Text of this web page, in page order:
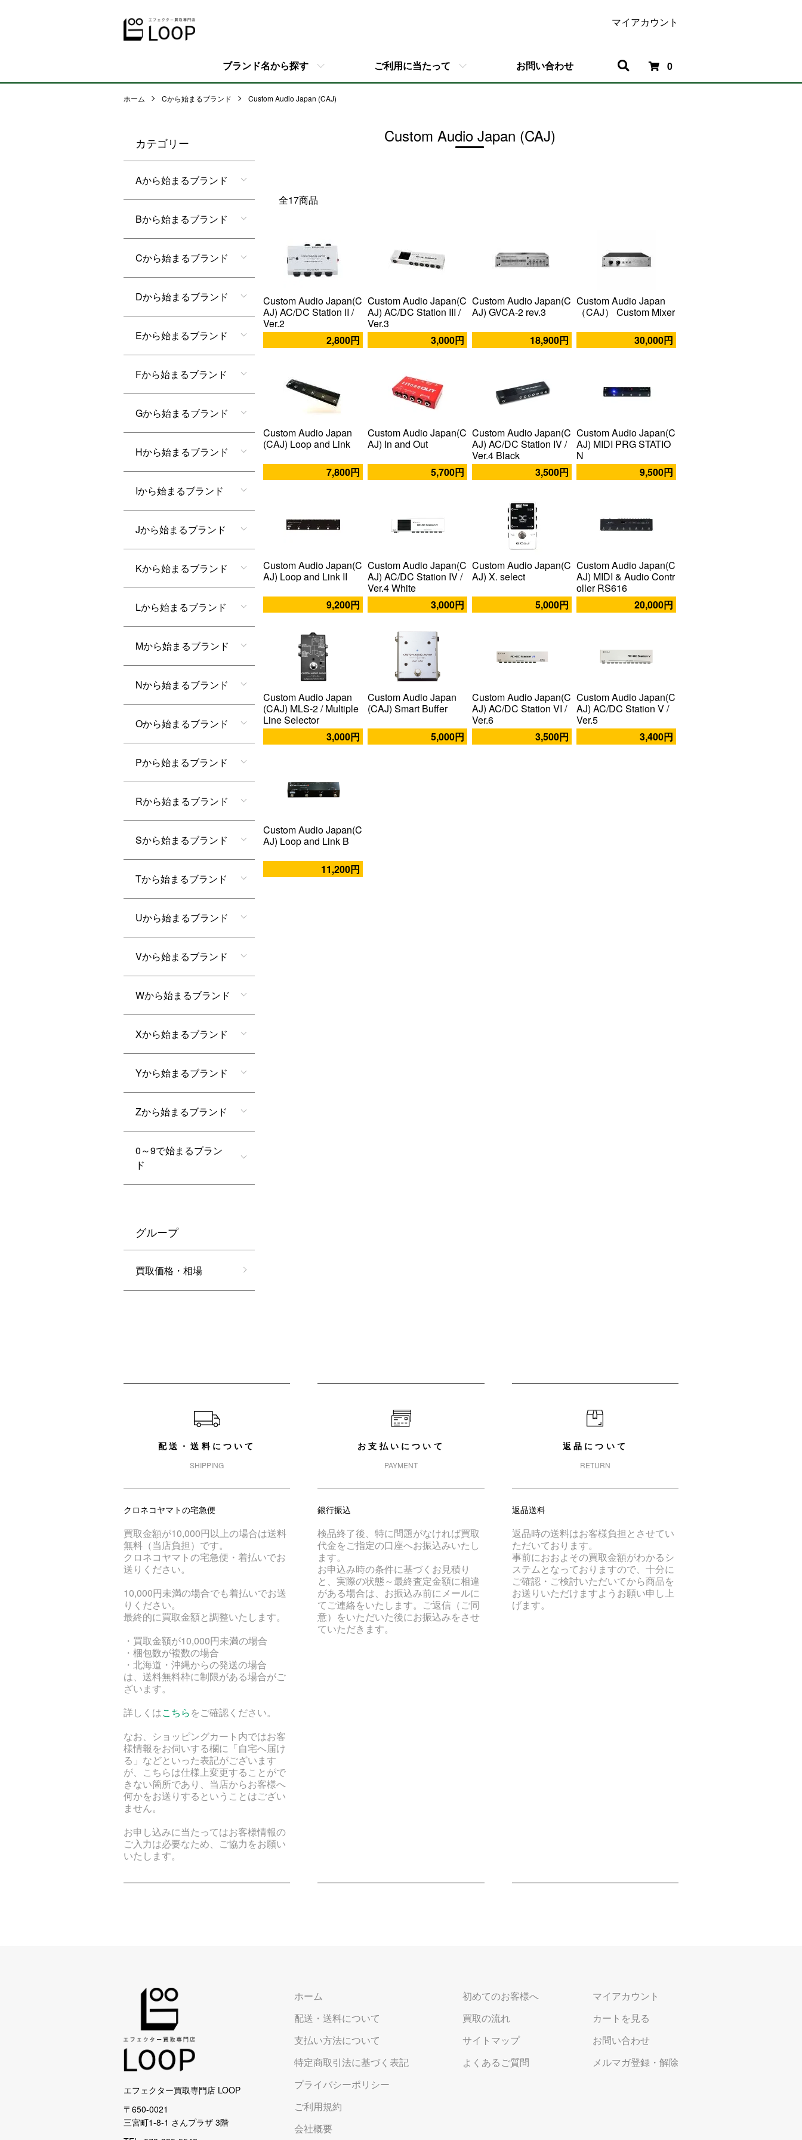
0
ブランド名から探す ご利用に当たって お問い合わせ
マイアカウント
ホーム Cから始まるブランド Custom Audio Japan (CAJ)
Custom Audio Japan (CAJ)
全17商品
Custom Audio Japan(C
AJ) AC/DC Station II /
Ver.2
2,800円
Custom Audio Japan(C
AJ) AC/DC Station III /
Ver.3
3,000円
Custom Audio Japan(C
AJ) GVCA-2 rev.3
18,900円
Custom Audio Japan
（CAJ） Custom Mixer
30,000円
Custom Audio Japan
(CAJ) Loop and Link
7,800円
Custom Audio Japan(C
AJ) In and Out
5,700円
Custom Audio Japan(C
AJ) AC/DC Station IV /
Ver.4 Black
3,500円
Custom Audio Japan(C
AJ) MIDI PRG STATIO
N
9,500円
Custom Audio Japan(C
AJ) Loop and Link II
9,200円
Custom Audio Japan(C
AJ) AC/DC Station IV /
Ver.4 White
3,000円
Custom Audio Japan(C
AJ) X. select
5,000円
Custom Audio Japan(C
AJ) MIDI & Audio Contr
oller RS616
20,000円
Custom Audio Japan
(CAJ) MLS-2 / Multiple
Line Selector
3,000円
Custom Audio Japan
(CAJ) Smart Buffer
5,000円
Custom Audio Japan(C
AJ) AC/DC Station VI /
Ver.6
3,500円
Custom Audio Japan(C
AJ) AC/DC Station V /
Ver.5
3,400円
Custom Audio Japan(C
AJ) Loop and Link B
11,200円
カテゴリー
Aから始まるブランド
Bから始まるブランド
Cから始まるブランド
Dから始まるブランド
Eから始まるブランド
Fから始まるブランド
Gから始まるブランド
Hから始まるブランド
Iから始まるブランド
Jから始まるブランド
Kから始まるブランド
Lから始まるブランド
Mから始まるブランド
Nから始まるブランド
Oから始まるブランド
Pから始まるブランド
Rから始まるブランド
Sから始まるブランド
Tから始まるブランド
Uから始まるブランド
Vから始まるブランド
Wから始まるブランド
Xから始まるブランド
Yから始まるブランド
Zから始まるブランド
0～9で始まるブラン
ド
グループ
買取価格・相場
配送・送料について
SHIPPING
クロネコヤマトの宅急便
買取金額が10,000円以上の場合は送料
無料（当店負担）です。
クロネコヤマトの宅急便・着払いでお
送りください。
10,000円未満の場合でも着払いでお送
りください。
最終的に買取金額と調整いたします。
・買取金額が10,000円未満の場合
・梱包数が複数の場合
・北海道・沖縄からの発送の場合
は、送料無料枠に制限がある場合がご
ざいます。
詳しくはこちらをご確認ください。
なお、ショッピングカート内ではお客
様情報をお伺いする欄に「自宅へ届け
る」などといった表記がございます
が、こちらは仕様上変更することがで
きない箇所であり、当店からお客様へ
何かをお送りするということはござい
ません。
お申し込みに当たってはお客様情報の
ご入力は必要なため、ご協力をお願い
いたします。
お支払いについて
PAYMENT
銀行振込
検品終了後、特に問題がなければ買取
代金をご指定の口座へお振込みいたし
ます。
お申込み時の条件に基づくお見積り
と、実際の状態～最終査定金額に相違
がある場合は、お振込み前にメールに
てご連絡をいたします。ご返信（ご同
意）をいただいた後にお振込みをさせ
ていただきます。
返品について
RETURN
返品送料
返品時の送料はお客様負担とさせてい
ただいております。
事前におおよその買取金額がわかるシ
ステムとなっておりますので、十分に
ご確認・ご検討いただいてから商品を
お送りいただけますようお願い申し上
げます。
エフェクター買取専門店 LOOP
〒650-0021
三宮町1-8-1 さんプラザ 3階
ホーム
配送・送料について
支払い方法について
特定商取引法に基づく表記
プライバシーポリシー
ご利用規約
会社概要
初めてのお客様へ
買取の流れ
サイトマップ
よくあるご質問
マイアカウント
カートを見る
お問い合わせ
メルマガ登録・解除